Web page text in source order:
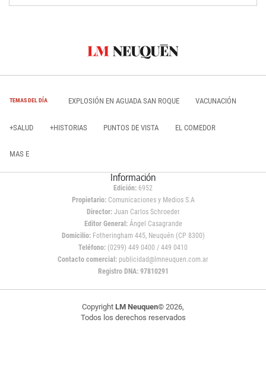
TEMAS DEL DÍA EXPLOSIÓN EN AGUADA SAN ROQUE VACUNACIÓN
+SALUD +HISTORIAS PUNTOS DE VISTA EL COMEDOR
MAS E
Información
Edición: 6952
Propietario:Comunicaciones y Medios S.A
Director: Juan Carlos Schroeder
Editor General:Ángel Casagrande
Domicilio:Fotheringham 445, Neuquén (CP 8300)
Teléfono: (0299) 449 0400 / 449 0410
Contacto comercial: publicidad@lmneuquen.com.ar
Registro DNA: 97810291
Copyright LM Neuquen© 2026,
Todos los derechos reservados